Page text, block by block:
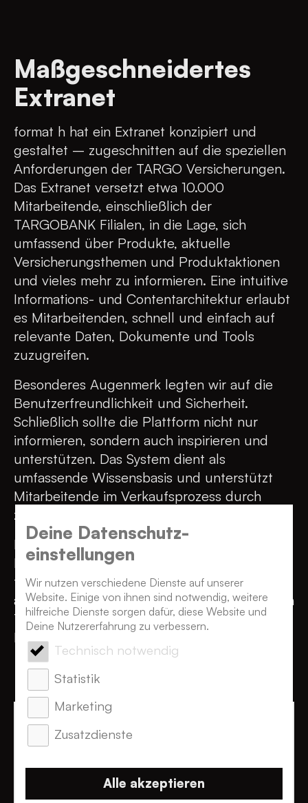
Deine Datenschutz­
einstellungen
Wir nutzen verschiedene Dienste auf unserer
Website. Einige von ihnen sind notwendig, weitere
hilfreiche Dienste sorgen dafür, diese Website und
Deine Nutzererfahrung zu verbessern.
Technisch notwendig
Statistik
Marketing
Zusatzdienste
Alle akzeptieren
Maßgeschneidertes
Extranet
format h hat ein Extranet konzipiert und
gestaltet – zugeschnitten auf die speziellen
Anforderungen der TARGO Versicherungen.
Das Extranet versetzt etwa 10.000
Mitarbeitende, einschließlich der
TARGOBANK Filialen, in die Lage, sich
umfassend über Produkte, aktuelle
Versicherungsthemen und Produktaktionen
und vieles mehr zu informieren. Eine intuitive
Informations- und Contentarchitektur erlaubt
es Mitarbeitenden, schnell und einfach auf
relevante Daten, Dokumente und Tools
zuzugreifen.
Besonderes Augenmerk legten wir auf die
Benutzerfreundlichkeit und Sicherheit.
Schließlich sollte die Plattform nicht nur
informieren, sondern auch inspirieren und
unterstützen. Das System dient als
umfassende Wissensbasis und unterstützt
Mitarbeitende im Verkaufsprozess durch
zielgerichtete Infos und Applikationen.
Betrieben wird das Extranet im
Rechenzentrum der Auftraggeberin. Wir bei
format h binden lokale Deploymentstrecken
an und sorgen mit einem starken Support von
7 bis 22 Uhr an Werktagen dafür, dass das
Extranet stets stabil und erreichbar bleibt.